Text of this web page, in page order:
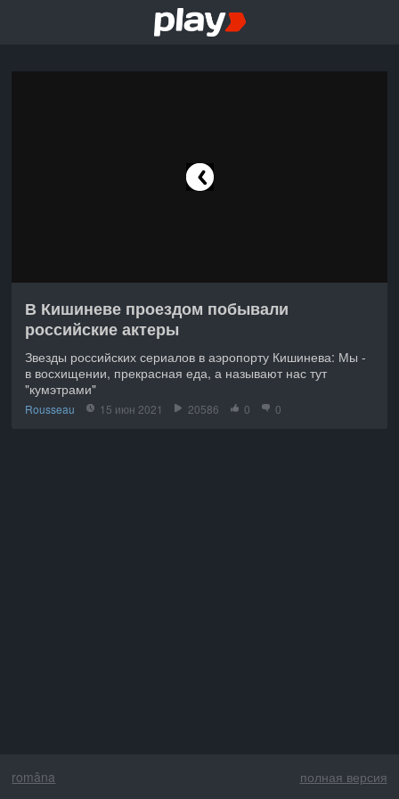
В Кишиневе проездом побывали
российские актеры
Звезды российских сериалов в аэропорту Кишинева: Мы -
в восхищении, прекрасная еда, а называют нас тут
"кумэтрами"
Rousseau 15 июн 2021 20586 0 0
româna полная версия